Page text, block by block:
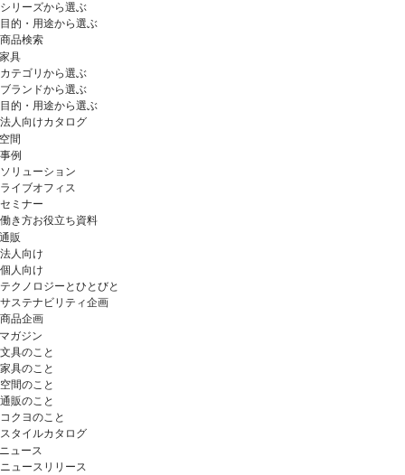
シリーズから選ぶ
目的・用途から選ぶ
商品検索
家具
カテゴリから選ぶ
ブランドから選ぶ
目的・用途から選ぶ
法人向けカタログ
空間
事例
ソリューション
ライブオフィス
セミナー
働き方お役立ち資料
通販
法人向け
個人向け
テクノロジーとひとびと
サステナビリティ企画
商品企画
マガジン
文具のこと
家具のこと
空間のこと
通販のこと
コクヨのこと
スタイルカタログ
ニュース
ニュースリリース